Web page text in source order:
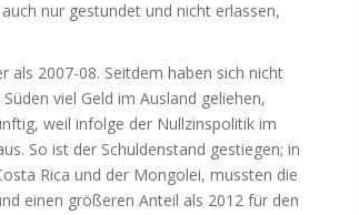
nur gestundet und nicht erlassen,
als 2007-08. Seitdem haben sich nicht
viel Geld im Ausland geliehen,
weil infolge der Nullzinspolitik im
So ist der Schuldenstand gestiegen; in
Rica und der Mongolei, mussten die
einen größeren Anteil als 2012 für den